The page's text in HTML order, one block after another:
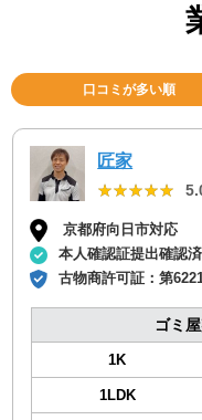
口コミが多い順
匠家
★★★★★
★★★★★
京都府向日市対応
本人確認証提出確認
古物商許可証：第
ゴミ
1K
1LDK